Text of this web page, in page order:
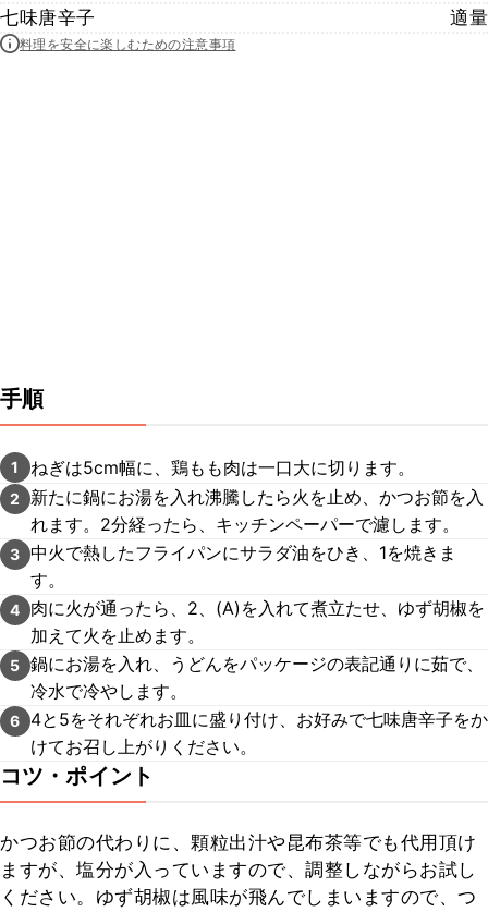
七味唐辛子
適量
料理を安全に楽しむための注意事項
手順
1 ねぎは5cm幅に、鶏もも肉は一口大に切ります。
2
新たに鍋にお湯を入れ沸騰したら火を止め、かつお節を入
れます。2分経ったら、キッチンペーパーで濾します。
3 中火で熱したフライパンにサラダ油をひき、1を焼きま
す。
4
肉に火が通ったら、2、(A)を入れて煮立たせ、ゆず胡椒を
加えて火を止めます。
5 鍋にお湯を入れ、うどんをパッケージの表記通りに茹で、
冷水で冷やします。
6
4と5をそれぞれお皿に盛り付け、お好みで七味唐辛子をか
けてお召し上がりください。
コツ・ポイント
かつお節の代わりに、顆粒出汁や昆布茶等でも代用頂け
ますが、塩分が入っていますので、調整しながらお試し
ください。ゆず胡椒は風味が飛んでしまいますので、つ